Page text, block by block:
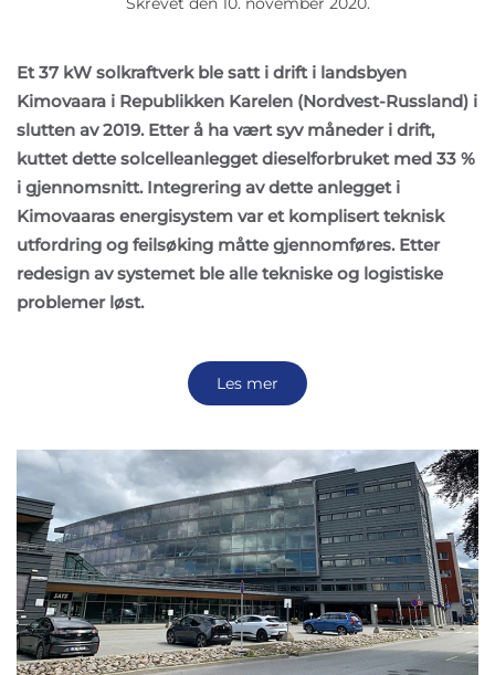
Et 37 kW solkraftverk ble satt i drift i landsbyen
Kimovaara i Republikken Karelen (Nordvest-Russland) i
slutten av 2019. Etter å ha vært syv måneder i drift,
kuttet dette solcelleanlegget dieselforbruket med 33 %
i gjennomsnitt. Integrering av dette anlegget i
Kimovaaras energisystem var et komplisert teknisk
utfordring og feilsøking måtte gjennomføres. Etter
redesign av systemet ble alle tekniske og logistiske
problemer løst.
Les mer